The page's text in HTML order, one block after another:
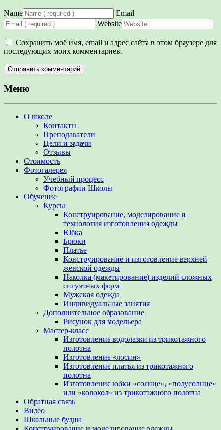
Name
Email
Website
Сохранить моё имя, email и адрес сайта в этом браузере для
последующих моих комментариев.
Меню
О школе
Контакты
Преподаватели
Цели и задачи
Отзывы
Стоимость
Фотогалерея
Учебный процесс
Фотографии Школы
Обучение
Курсы
Конструирование, моделирование и
технология изготовления одежды
Юбка
Брюки
Платье
Конструирование и изготовление верхней
женской одежды
Наколка (макетирование) изделий сложных
силуэтных форм
Мужская одежда
Индивидуальные занятия
Дополнительное образование
Рисунок для модельера
Мастер-класс
Изготовление водолазки из трикотажного
полотна
Изготовление «лосин»
Изготовление платья из трикотажного
полотна
Изготовление юбки «солнце», «полусолнце»
или «колокол» из трикотажного полотна
Обратная связь
Видео
Школьные будни
Конструирование и моделирование одежды